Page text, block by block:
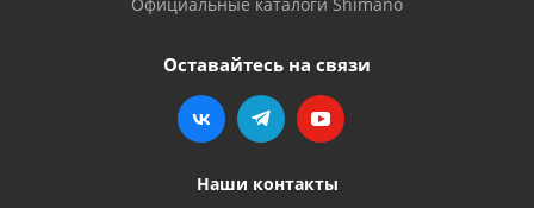
Оставайтесь на связи
Наши контакты